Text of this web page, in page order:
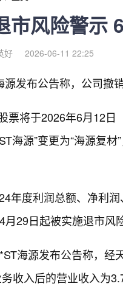
市风险警示
好 2026-06-11 22:25
源发布公告称，公司撤
票将于2026年6月12
海源”变更为“海源复
年度利润总额、净利
月29日起被实施退市风
海源发布公告称，
收入后的营业收入为